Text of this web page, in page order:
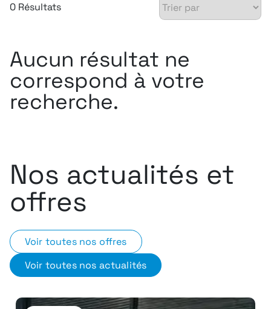
0 Résultats
Aucun résultat ne
correspond à votre
recherche.
Nos actualités et
offres
Voir toutes nos offres
Voir toutes nos actualités